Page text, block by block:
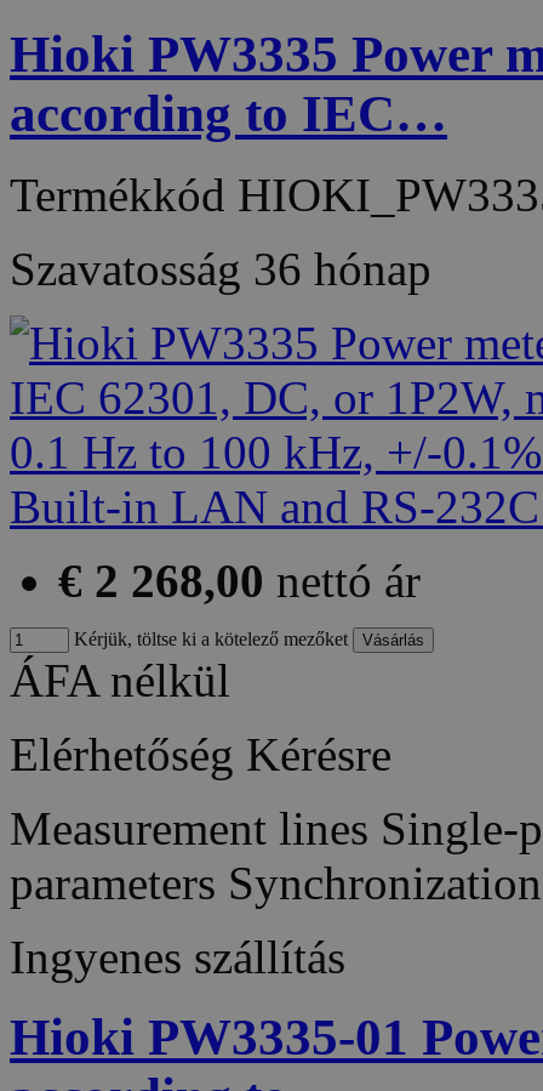
Hioki PW3335 Power
according to IEC…
Termékkód
Szavatosság 36 hónap
€ 2 268,00 nettó ár
Kérjük, töltse ki a kötelező mezőket
ÁFA nélkül
Elérhetőség Kérésre
Measurement lines
parameters
Ingyenes szállítás
Hioki PW3335-01